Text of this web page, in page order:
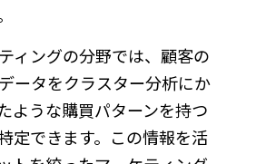
ィングの分野では、顧客の
ータをクラスター分析にか
ような購買パターンを持つ
定できます。この情報を活